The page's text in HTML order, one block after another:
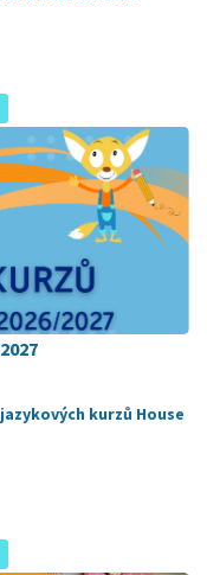
kurzů House